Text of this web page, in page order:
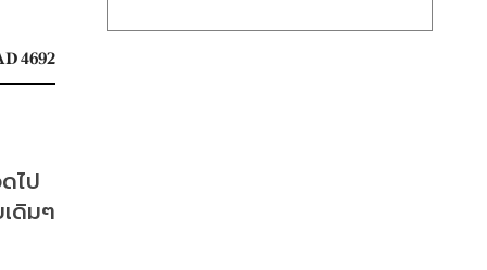
4692
ไป
ดิมๆ